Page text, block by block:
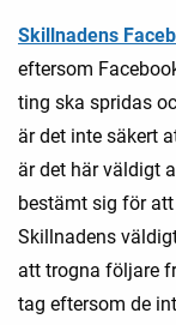
Skillnadens
eftersom
ting ska spridas
är det inte säkert
är det här väldigt
bestämt sig för
Skillnadens
att trogna följare
tag eftersom de